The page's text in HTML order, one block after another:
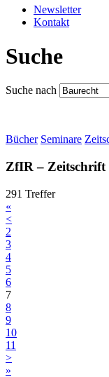
Newsletter
Kontakt
Suche
Suche nach
Bücher Seminare
ZfIR –
291 Treffer
«
<
2
3
4
5
6
7
8
9
10
11
>
»